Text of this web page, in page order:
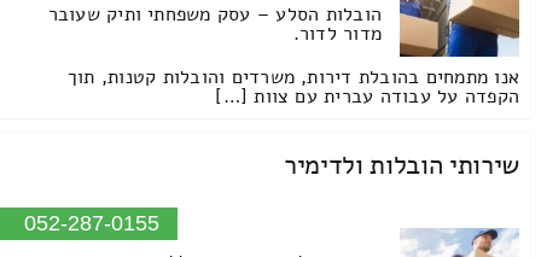
הובלות הסלע – עסק משפחתי ותיק שעובר
מדור לדור.
אנו מתמחים בהובלת דירות, משרדים והובלות קטנות, תוך
הקפדה על עבודה עברית עם צוות […]
שירותי הובלות ולדימיר
052-287-0155